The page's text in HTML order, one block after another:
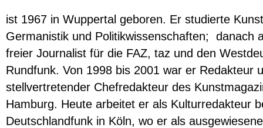
ist 1967 in Wuppertal geboren. Er studierte
Germanistik und Politikwissenschaften; danach
freier Journalist für die FAZ, taz und den
Rundfunk. Von 1998 bis 2001 war er Redakteur
stellvertretender Chefredakteur des
Hamburg. Heute arbeitet er als Kulturredakteur
Deutschlandfunk in Köln, wo er als